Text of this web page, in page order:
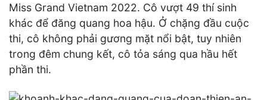
Miss Grand Vietnam 2022. Cô vượt 49 thí sinh
khác để đăng quang hoa hậu. Ở chặng đầu cuộc
thi, cô không phải gương mặt nổi bật, tuy nhiên
trong đêm chung kết, cô tỏa sáng qua hầu hết
phần thi.